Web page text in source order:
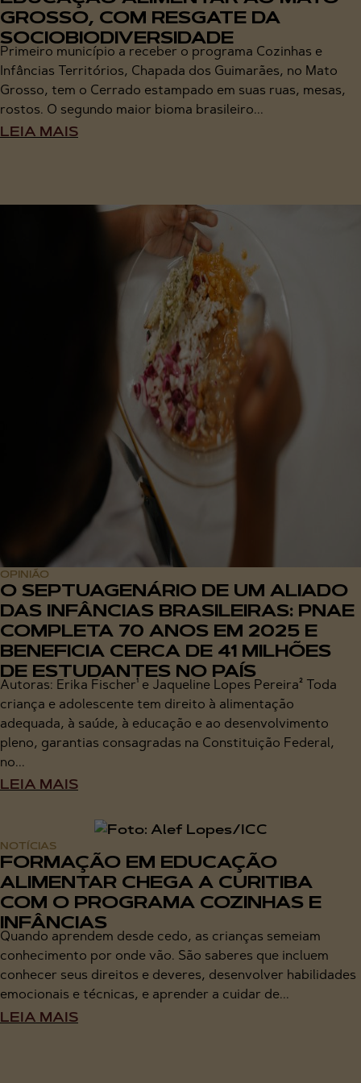
GROSSO, COM RESGATE DA
SOCIOBIODIVERSIDADE
Primeiro município a receber o programa Cozinhas e
Infâncias Territórios, Chapada dos Guimarães, no Mato
Grosso, tem o Cerrado estampado em suas ruas, mesas,
rostos. O segundo maior bioma brasileiro...
LEIA MAIS
OPINIÃO
O SEPTUAGENÁRIO DE UM ALIADO
DAS INFÂNCIAS BRASILEIRAS: PNAE
COMPLETA 70 ANOS EM 2025 E
BENEFICIA CERCA DE 41 MILHÕES
DE ESTUDANTES NO PAÍS
Autoras: Erika Fischer¹ e Jaqueline Lopes Pereira² Toda
criança e adolescente tem direito à alimentação
adequada, à saúde, à educação e ao desenvolvimento
pleno, garantias consagradas na Constituição Federal,
no...
LEIA MAIS
NOTÍCIAS
FORMAÇÃO EM EDUCAÇÃO
ALIMENTAR CHEGA A CURITIBA
COM O PROGRAMA COZINHAS E
INFÂNCIAS
Quando aprendem desde cedo, as crianças semeiam
conhecimento por onde vão. São saberes que incluem
conhecer seus direitos e deveres, desenvolver habilidades
emocionais e técnicas, e aprender a cuidar de...
LEIA MAIS